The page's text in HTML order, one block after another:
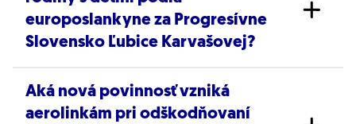
pri zrušených letoch, čomu europoslanci PS
zabránili.
Slovenska zdôraznila, že revízia schválená v júli
2026 prináša skrátenie procesov pri
bezplatnú príručnú batožinu, zvyšuje
transparentnosť cien leteniek a výrazne
europoslankyne za Progresívne
Slovensko Ľubice Karvašovej?
Podľa europoslankyne za Progresívne
Aká nová povinnosť vzniká
aerolinkám pri odškodňovaní